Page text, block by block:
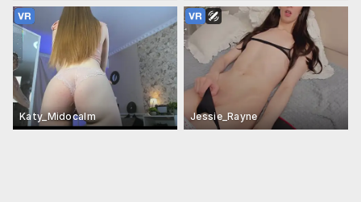
Katy_Midocalm Jessie_Rayne